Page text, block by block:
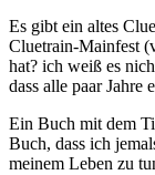
Es gibt ein altes
Cluetrain-Mainfest
hat? ich weiß es
dass alle paar Jahre
Ein Buch mit dem
Buch, dass ich
meinem Leben zu